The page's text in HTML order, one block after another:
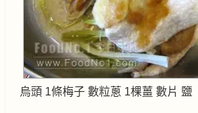
烏頭 1條梅子 數粒蔥 1棵薑 數片 鹽